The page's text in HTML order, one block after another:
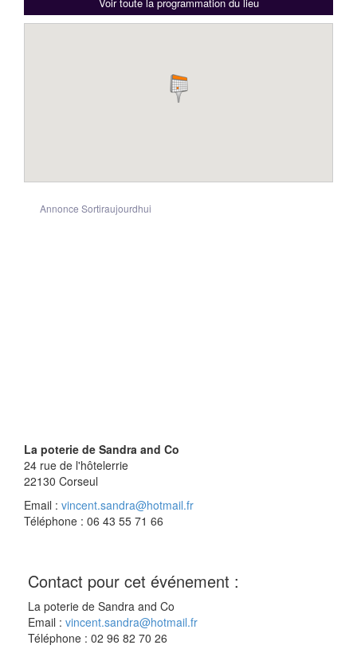
Annonce Sortiraujourdhui
La poterie de Sandra and Co
24 rue de l'hôtelerrie
22130 Corseul
Email : vincent.sandra@hotmail.fr
Téléphone : 06 43 55 71 66
Contact pour cet événement :
La poterie de Sandra and Co
Email : vincent.sandra@hotmail.fr
Téléphone : 02 96 82 70 26